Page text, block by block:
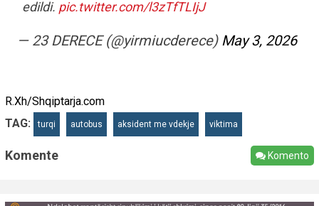
edildi. pic.twitter.com/l3zTfTLIjJ
— 23 DERECE (@yirmiucderece) May 3, 2026
R.Xh/Shqiptarja.com
TAG:
turqi autobus aksident me vdekje viktima
Komente Komento